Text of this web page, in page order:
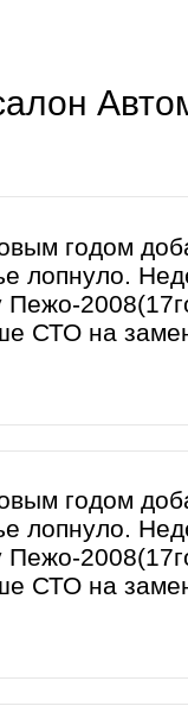
годом
лопнуло.
СТО на
годом
лопнуло.
СТО на